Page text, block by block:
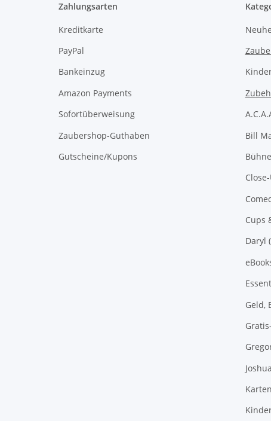
Zahlungsarten
Kreditkarte
PayPal
Bankeinzug
Amazon Payments
Sofortüberweisung
Zaubershop-Guthaben
Gutscheine/Kupons
Bill
Cups
Daryl
Geld,